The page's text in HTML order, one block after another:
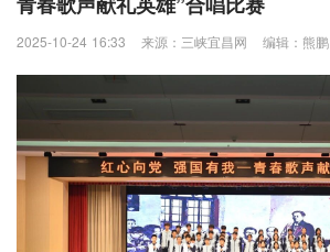
2025-10-24 16:33 来源：三峡宜昌网 编辑：熊鹏